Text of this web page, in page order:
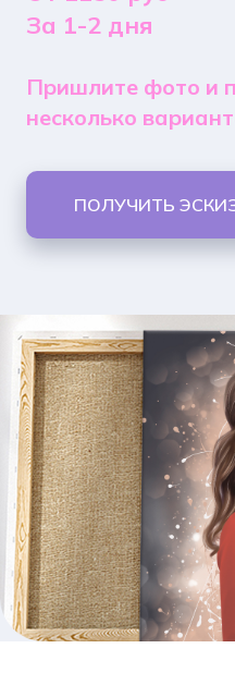
За 1-2 дня
Пришлите фото и
несколько
ПОЛУЧИТЬ